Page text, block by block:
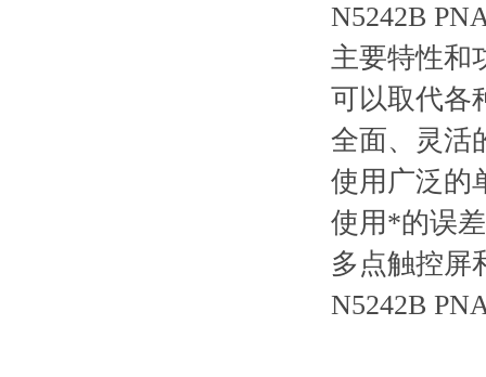
N5242B
主要特性和
可以取代各
全面、灵活
使用广泛的
使用*的误
多点触控屏
N5242B